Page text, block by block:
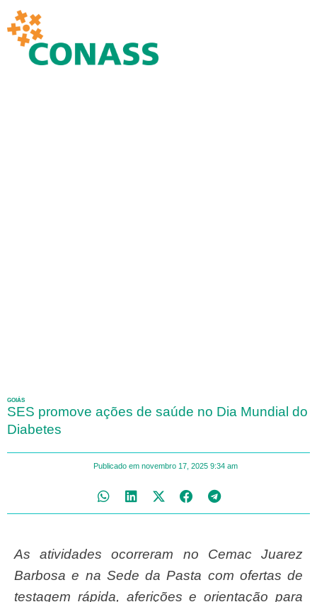
GOIÁS
SES promove ações de saúde no Dia Mundial do
Diabetes
Publicado em novembro 17, 2025 9:34 am
As atividades ocorreram no Cemac Juarez
Barbosa e na Sede da Pasta com ofertas de
testagem rápida, aferições e orientação para